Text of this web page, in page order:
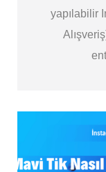
yapılabilir